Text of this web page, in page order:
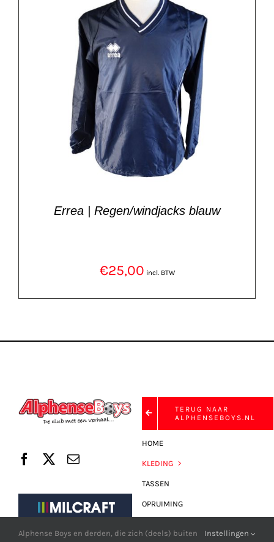
Errea | Regen/windjacks blauw
€25,00 incl. BTW
TERUG NAAR
ALPHENSEBOYS.NL
HOME
KLEDING
TASSEN
OPRUIMING
Alphense Boys en derden, die zich (deels) buiten
Instellingen